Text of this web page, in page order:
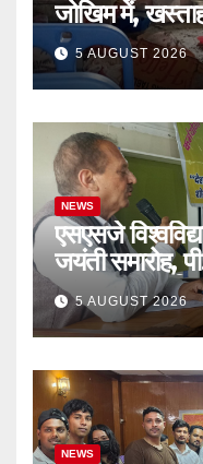
जोखिम में,
जागा प्रशासन
5 AUGUST 2026
NEWS
एसएसजे
जयंती समारोह,
छात्र हुए
5 AUGUST 2026
NEWS